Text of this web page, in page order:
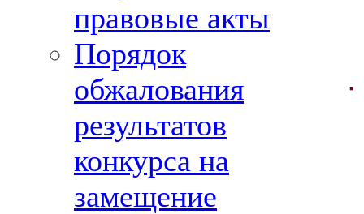
правовые акты
Порядок
обжалования
результатов
конкурса на
замещение
·